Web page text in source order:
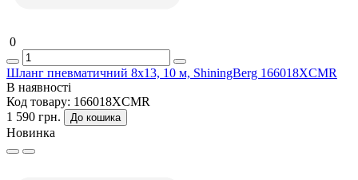
0
Шланг пневматичний 8х13, 10 м, ShiningBerg 166018XCMR
В наявності
Код товару: 166018XCMR
1 590 грн.
До кошика
Новинка